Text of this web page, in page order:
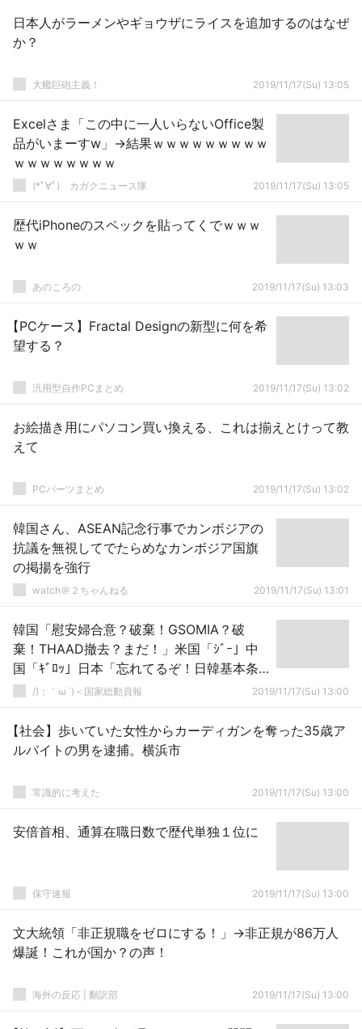
日本人がラーメンやギョウザにライスを追加するのはなぜ
か？
大艦巨砲主義！ 2019/11/17(Su) 13:05
Excelさま「この中に一人いらないOffice製
品がいまーすw」→結果ｗｗｗｗｗｗｗｗｗ
ｗｗｗｗｗｗｗｗ
(*ﾟ∀ﾟ)ゞカガクニュース隊 2019/11/17(Su) 13:05
歴代iPhoneのスペックを貼ってくでｗｗｗ
ｗｗ
あのころの 2019/11/17(Su) 13:03
【PCケース】Fractal Designの新型に何を希
望する？
汎用型自作PCまとめ 2019/11/17(Su) 13:02
お絵描き用にパソコン買い換える、これは揃えとけって教
えて
PCパーツまとめ 2019/11/17(Su) 13:02
韓国さん、ASEAN記念行事でカンボジアの
抗議を無視してでたらめなカンボジア国旗
の掲揚を強行
watch＠２ちゃんねる 2019/11/17(Su) 13:01
韓国「慰安婦合意？破棄！GSOMIA？破
棄！THAAD撤去？まだ！」米国「ｼﾞｰ」中
国「ｷﾞﾛｯ」日本「忘れてるぞ！日韓基本条
約」破棄→
/)；｀ω´)＜国家総動員報 2019/11/17(Su) 13:00
【社会】歩いていた女性からカーディガンを奪った35歳ア
ルバイトの男を逮捕。横浜市
常識的に考えた 2019/11/17(Su) 13:00
安倍首相、通算在職日数で歴代単独１位に
保守速報 2019/11/17(Su) 13:00
文大統領「非正規職をゼロにする！」→非正規が86万人
爆誕！これが国か？の声！
海外の反応 | 翻訳部 2019/11/17(Su) 13:00